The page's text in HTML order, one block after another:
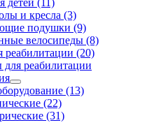
детей (11)
и кресла (3)
подушки (9)
велосипеды (8)
реабилитации (20)
для реабилитации
(13)
(22)
(31)